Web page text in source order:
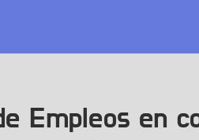
Empleos en